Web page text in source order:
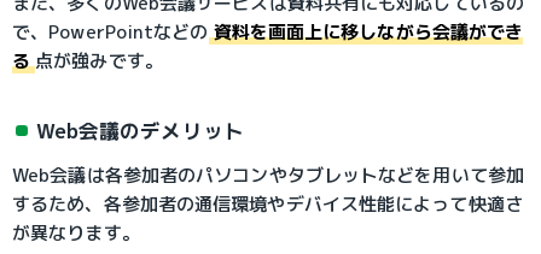
で、PowerPointなどの 資料を画面上に移しながら会議ができ
る 点が強みです。
Web会議のデメリット
Web会議は各参加者のパソコンやタブレットなどを用いて参加
するため、各参加者の通信環境やデバイス性能によって快適さ
が異なります。